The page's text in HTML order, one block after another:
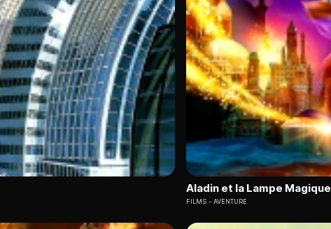
Aladin et la Lampe Magique
FILMS AVENTURE